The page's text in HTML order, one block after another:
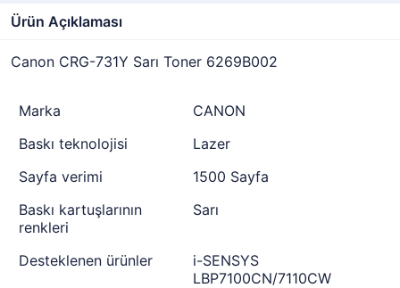
Ürün Açıklaması
Canon CRG-731Y Sarı Toner 6269B002
Marka
CANON
Baskı teknolojisi
Lazer
Sayfa verimi
1500 Sayfa
Baskı kartuşlarının
renkleri
Sarı
Desteklenen ürünler
i-SENSYS
LBP7100CN/7110CW